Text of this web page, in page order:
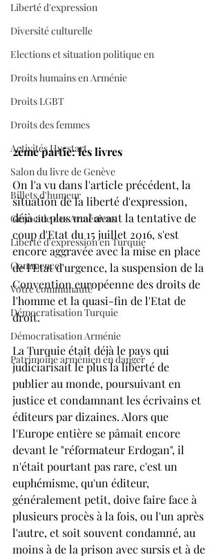
Liberté d'expression
Diversité culturelle
Elections et situation politique en
Droits humains en Arménie
Droits LGBT
Droits des femmes
Activités Hyestart
Salon du livre de Genève
Billets d'humeur
Génocide des Arméniens
Liberté d'expression en Turquie
Commencer
Votre communauté
Démocratisation Turquie
Démocratisation Arménie
Patrimoine arménien en danger
2ème partie: les livres
On l'a vu dans l'article précédent, la
situation de la liberté d'expression,
déjà au plus mal avant la tentative de
coup d'Etat du 15 juillet 2016, s'est
encore aggravée avec la mise en place
de l'Etat d'urgence, la suspension de la
Convention européenne des droits de
l'homme et la quasi-fin de l'Etat de
droit.
La Turquie était déjà le pays qui
judiciarisait le plus la liberté de
publier au monde, poursuivant en
justice et condamnant les écrivains et
éditeurs par dizaines. Alors que
l'Europe entière se pâmait encore
devant le "réformateur Erdogan", il
n'était pourtant pas rare, c'est un
euphémisme, qu'un éditeur,
généralement petit, doive faire face à
plusieurs procès à la fois, ou l'un après
l'autre, et soit souvent condamné, au
moins à de la prison avec sursis et à de